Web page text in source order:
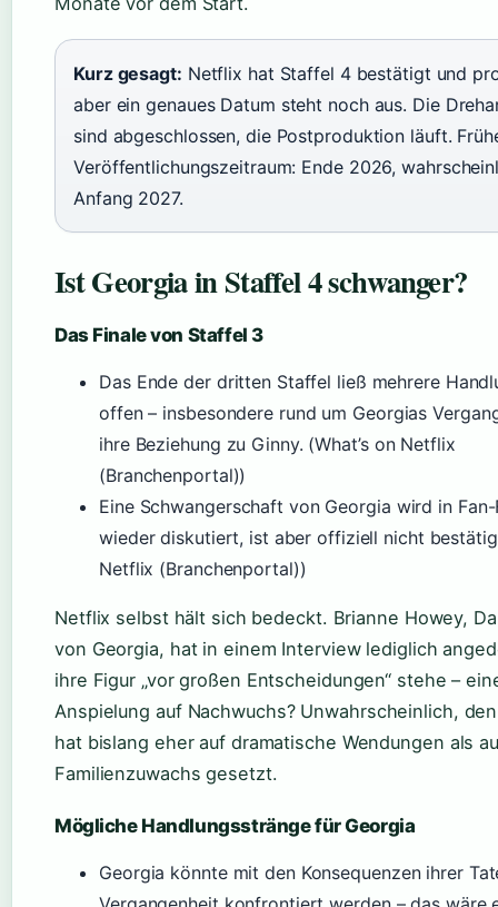
Kurz gesagt: Netflix hat Staffel 4 bestätigt und
aber ein genaues Datum steht noch aus. Die
sind abgeschlossen, die Postproduktion läuft.
Veröffentlichungszeitraum: Ende 2026,
Anfang 2027.
Ist Georgia in Staffel 4 schwanger?
Das Finale von Staffel 3
Das Ende der dritten Staffel ließ mehrere
offen – insbesondere rund um Georgias
ihre Beziehung zu Ginny. (What’s on Netflix
(Branchenportal))
Eine Schwangerschaft von Georgia wird in
wieder diskutiert, ist aber offiziell nicht
Netflix (Branchenportal))
Netflix selbst hält sich bedeckt. Brianne Howey,
von Georgia, hat in einem Interview lediglich
ihre Figur „vor großen Entscheidungen“ stehe –
Anspielung auf Nachwuchs? Unwahrscheinlich,
hat bislang eher auf dramatische Wendungen als
Familienzuwachs gesetzt.
Mögliche Handlungsstränge für Georgia
Georgia könnte mit den Konsequenzen ihrer